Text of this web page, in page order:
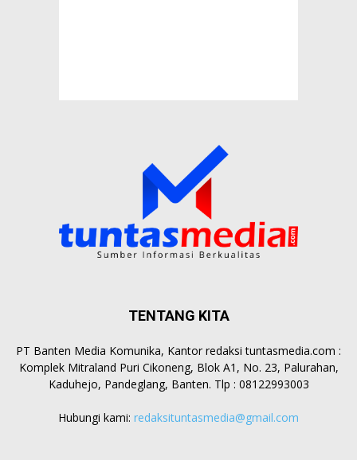
TENTANG KITA
PT Banten Media Komunika, Kantor redaksi tuntasmedia.com :
Komplek Mitraland Puri Cikoneng, Blok A1, No. 23, Palurahan,
Kaduhejo, Pandeglang, Banten. Tlp : 08122993003
Hubungi kami: redaksituntasmedia@gmail.com